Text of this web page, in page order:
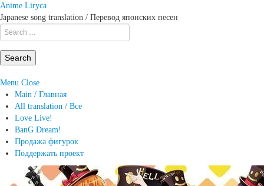
Anime Liryca
Japanese song translation / Перевод японских песен
Search
on:
Menu Close
Main / Главная
All translation / Все
Love Live!
BanG Dream!
Продажа фигурок
Поддержать проект